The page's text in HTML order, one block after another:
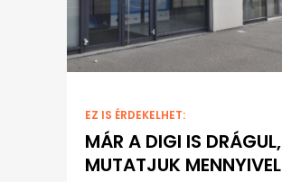
EZ IS ÉRDEKELHET:
MÁR A DIGI IS DRÁGUL,
MUTATJUK MENNYIVEL